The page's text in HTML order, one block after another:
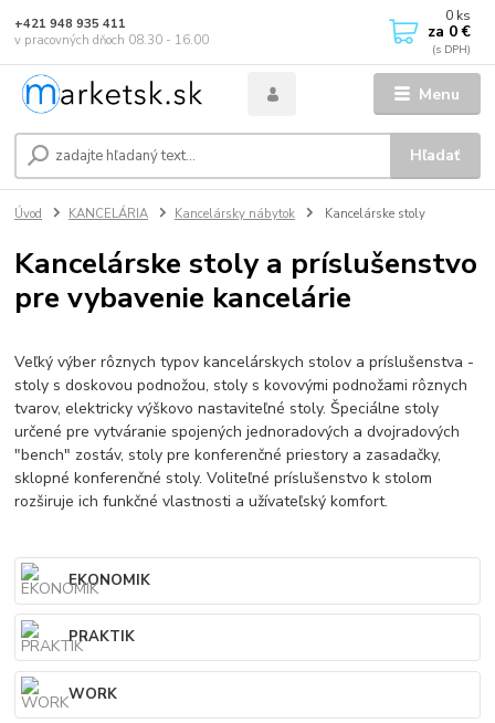
Menu
Hľadať
+421 948 935 411
v pracovných dňoch 08.30 - 16.00
0 ks
za 0 €
Úvod KANCELÁRIA Kancelársky nábytok Kancelárske stoly
Kancelárske stoly a príslušenstvo
pre vybavenie kancelárie
Veľký výber rôznych typov kancelárskych stolov a príslušenstva -
stoly s doskovou podnožou, stoly s kovovými podnožami rôznych
tvarov, elektricky výškovo nastaviteľné stoly. Špeciálne stoly
určené pre vytváranie spojených jednoradových a dvojradových
"bench" zostáv, stoly pre konferenčné priestory a zasadačky,
sklopné konferenčné stoly. Voliteľné príslušenstvo k stolom
rozširuje ich funkčné vlastnosti a užívateľský komfort.
EKONOMIK
PRAKTIK
WORK